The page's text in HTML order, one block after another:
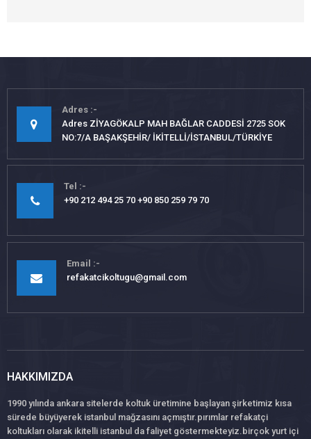
Adres
Adres ZİYAGÖKALP MAH BAĞLAR CADDESİ 2725 SOK
NO:7/A BAŞAKŞEHİR/ İKİTELLİ/İSTANBUL/TÜRKİYE
Tel
+90 212 494 25 70 +90 850 259 79 70
Email
refakatcikoltugu@gmail.com
HAKKIMIZDA
1990 yılında ankara sitelerde koltuk üretimine başlayan şirketimiz kısa
sürede büyüyerek istanbul mağzasını açmıştır.pırımlar refakatçi
koltukları olarak ikitelli istanbul da faliyet göstermekteyiz.birçok yurt içi